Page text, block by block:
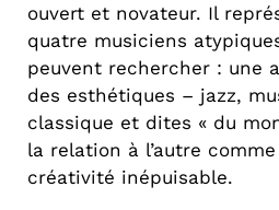
ouvert et novateur. Il
quatre musiciens
peuvent rechercher : une
des esthétiques – jazz,
classique et dites « du
la relation à l’autre
créativité inépuisable.